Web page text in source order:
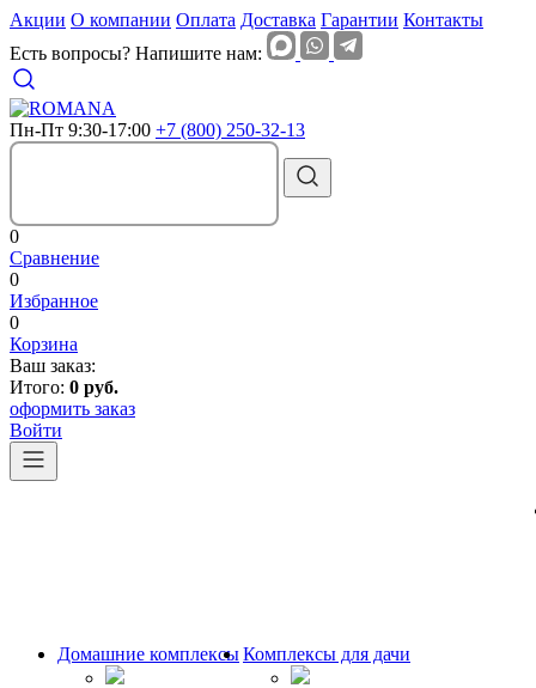
Акции О компании Оплата Доставка Гарантии Контакты
Есть вопросы? Напишите нам:
Пн-Пт 9:30-17:00 +7 (800) 250-32-13
0
Сравнение
0
Избранное
0
Корзина
Ваш заказ:
Итого: 0 руб.
оформить заказ
Войти
Домашние комплексыКомплексы для дачи